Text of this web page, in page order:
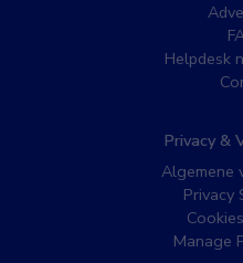
Helpdesk
Privacy &
Algemene
Privacy
Manage